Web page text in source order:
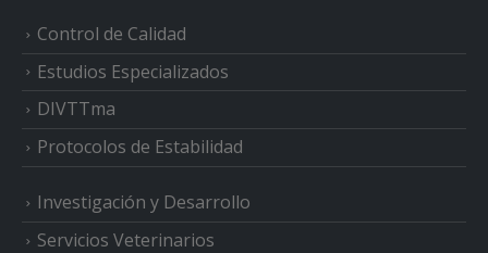
Control de Calidad
Estudios Especializados
DIVTTma
Protocolos de Estabilidad
Investigación y Desarrollo
Servicios Veterinarios